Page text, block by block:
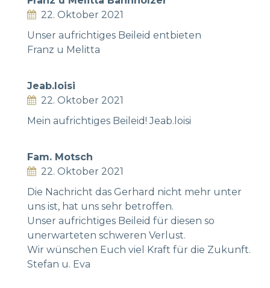
22. Oktober 2021
Unser aufrichtiges Beileid entbieten
Franz u Melitta
Jeab.loisi
22. Oktober 2021
Mein aufrichtiges Beileid! Jeab.loisi
Fam. Motsch
22. Oktober 2021
Die Nachricht das Gerhard nicht mehr unter
uns ist, hat uns sehr betroffen.
Unser aufrichtiges Beileid für diesen so
unerwarteten schweren Verlust.
Wir wünschen Euch viel Kraft für die Zukunft.
Stefan u. Eva